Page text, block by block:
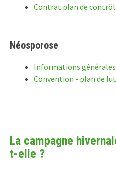
Contrat plan de
Néosporose
Informations générales
Convention - plan de
La campagne
t-elle ?